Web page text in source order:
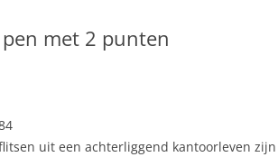
pen met 2 punten
uit een achterliggend kantoorleven zijn